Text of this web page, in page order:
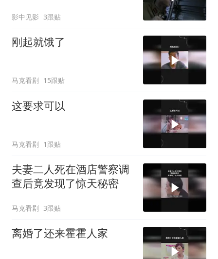
影中见影 3跟贴
刚起就饿了
马克看剧 15跟贴
这要求可以
马克看剧 1跟贴
夫妻二人死在酒店警察调
查后竟发现了惊天秘密
马克看剧 3跟贴
离婚了还来霍霍人家